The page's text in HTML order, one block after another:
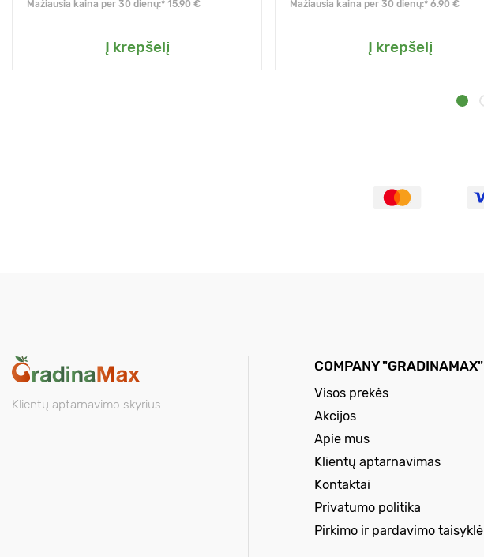
Mažiausia kaina per 30 dienų:* 15.90 €
Į krepšelį
Mažiausia kaina per 30 dienų:* 6.90 €
Į krepšelį
Klientų aptarnavimo skyrius
COMPANY "GRADINAMAX"
Visos prekės
Akcijos
Apie mus
Klientų aptarnavimas
Kontaktai
Privatumo politika
Pirkimo ir pardavimo taisyklė